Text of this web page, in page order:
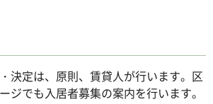
決定は、原則、賃貸人が行います。区
ジでも入居者募集の案内を行います。